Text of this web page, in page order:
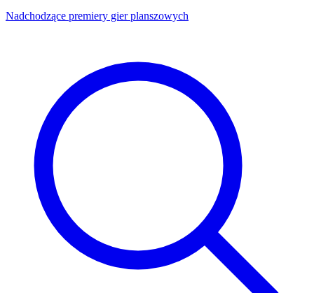
Nadchodzące premiery gier planszowych